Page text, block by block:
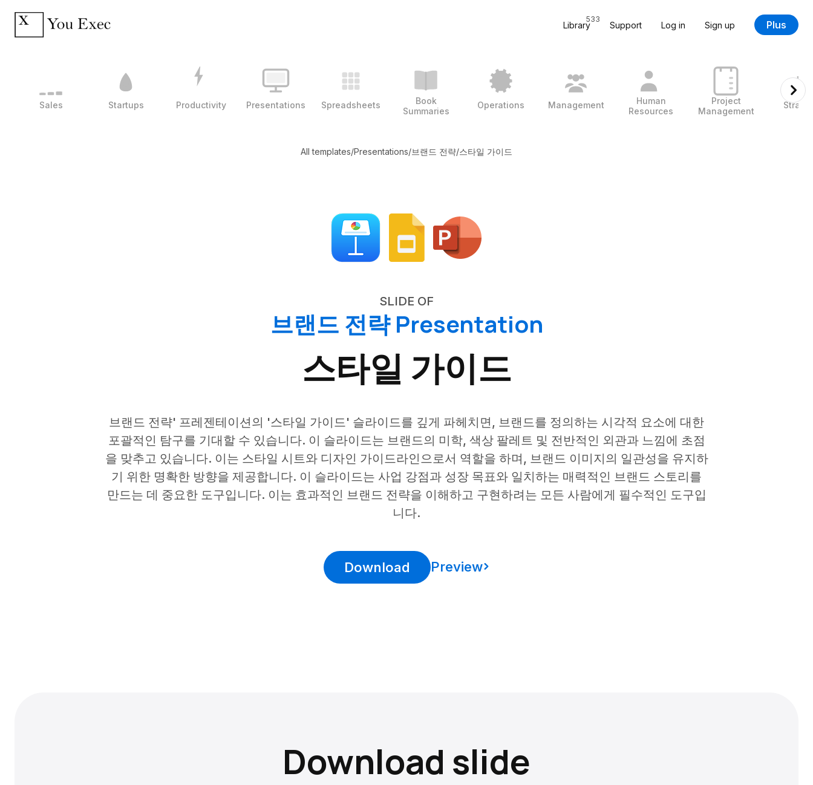
Library
533
Support Log in Sign up Plus
Sales Startups Productivity Presentations Spreadsheets
Book
Summaries
Operations Management
Human
Resources
Project
Management
All templates/Presentations/브랜드 전략/스타일 가이드
SLIDE OF
브랜드 전략 Presentation
스타일 가이드
브랜드 전략' 프레젠테이션의 '스타일 가이드' 슬라이드를 깊게 파헤치면, 브랜드를 정의하는 시각적 요소에 대한
포괄적인 탐구를 기대할 수 있습니다. 이 슬라이드는 브랜드의 미학, 색상 팔레트 및 전반적인 외관과 느낌에 초점
을 맞추고 있습니다. 이는 스타일 시트와 디자인 가이드라인으로서 역할을 하며, 브랜드 이미지의 일관성을 유지하
기 위한 명확한 방향을 제공합니다. 이 슬라이드는 사업 강점과 성장 목표와 일치하는 매력적인 브랜드 스토리를
만드는 데 중요한 도구입니다. 이는 효과적인 브랜드 전략을 이해하고 구현하려는 모든 사람에게 필수적인 도구입
니다.
Download Preview
Download slide